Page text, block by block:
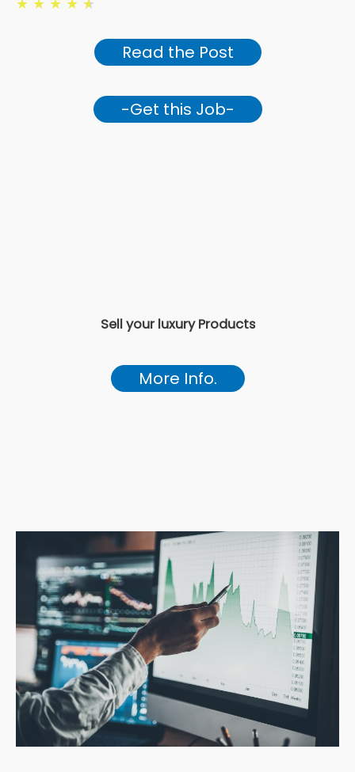
Read the Post
-Get this Job-
Sell your luxury Products
More Info.